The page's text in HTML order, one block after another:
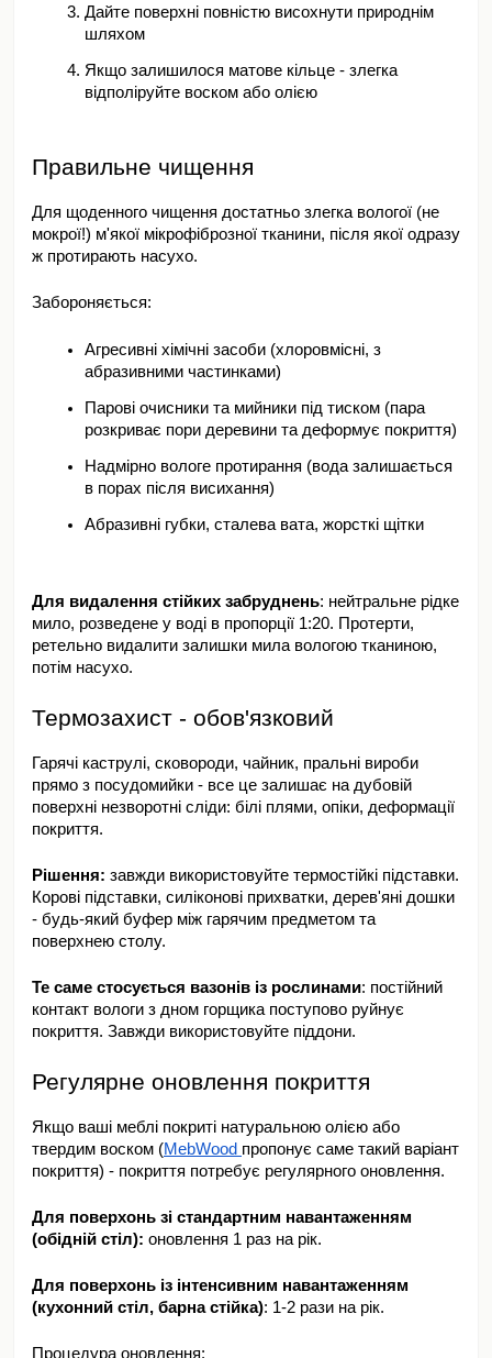
Дайте поверхні повністю висохнути природнім
шляхом
Якщо залишилося матове кільце - злегка
відполіруйте воском або олією
Правильне чищення
Для щоденного чищення достатньо злегка вологої (не
мокрої!) м'якої мікрофіброзної тканини, після якої одразу
ж протирають насухо.
Забороняється:
Агресивні хімічні засоби (хлоровмісні, з
абразивними частинками)
Парові очисники та мийники під тиском (пара
розкриває пори деревини та деформує покриття)
Надмірно вологе протирання (вода залишається
в порах після висихання)
Абразивні губки, сталева вата, жорсткі щітки
Для видалення стійких забруднень: нейтральне рідке
мило, розведене у воді в пропорції 1:20. Протерти,
ретельно видалити залишки мила вологою тканиною,
потім насухо.
Термозахист - обов'язковий
Гарячі каструлі, сковороди, чайник, пральні вироби
прямо з посудомийки - все це залишає на дубовій
поверхні незворотні сліди: білі плями, опіки, деформації
покриття.
Рішення: завжди використовуйте термостійкі підставки.
Корові підставки, силіконові прихватки, дерев'яні дошки
- будь-який буфер між гарячим предметом та
поверхнею столу.
Те саме стосується вазонів із рослинами: постійний
контакт вологи з дном горщика поступово руйнує
покриття. Завжди використовуйте піддони.
Регулярне оновлення покриття
Якщо ваші меблі покриті натуральною олією або
твердим воском (MebWood пропонує саме такий варіант
покриття) - покриття потребує регулярного оновлення.
Для поверхонь зі стандартним навантаженням
(обідній стіл): оновлення 1 раз на рік.
Для поверхонь із інтенсивним навантаженням
(кухонний стіл, барна стійка): 1-2 рази на рік.
Процедура оновлення: